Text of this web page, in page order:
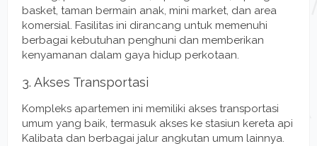
basket, taman bermain anak, mini market, dan area
komersial. Fasilitas ini dirancang untuk memenuhi
berbagai kebutuhan penghuni dan memberikan
kenyamanan dalam gaya hidup perkotaan.
3. Akses Transportasi
Kompleks apartemen ini memiliki akses transportasi
umum yang baik, termasuk akses ke stasiun kereta api
Kalibata dan berbagai jalur angkutan umum lainnya.